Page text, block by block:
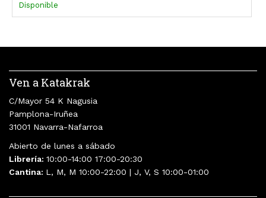
Disponible
Ven a Katakrak
C/Mayor 54 K Nagusia
Pamplona-Iruñea
31001 Navarra-Nafarroa
Abierto de lunes a sábado
Librería: 10:00-14:00 17:00-20:30
Cantina: L, M, M 10:00-22:00 | J, V, S 10:00-01:00